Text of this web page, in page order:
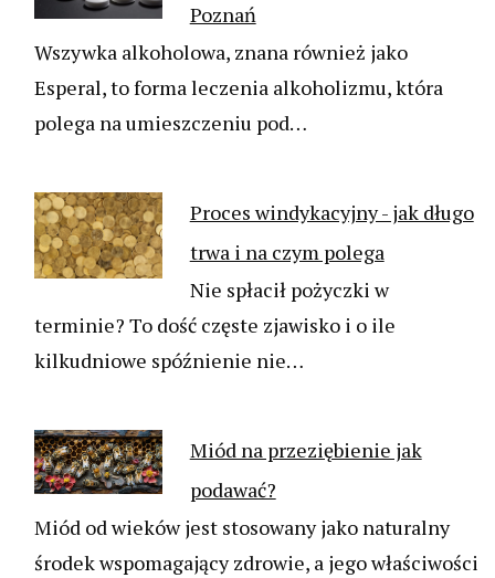
Poznań
Wszywka alkoholowa, znana również jako
Esperal, to forma leczenia alkoholizmu, która
polega na umieszczeniu pod…
Proces windykacyjny - jak długo
trwa i na czym polega
Nie spłacił pożyczki w
terminie? To dość częste zjawisko i o ile
kilkudniowe spóźnienie nie…
Miód na przeziębienie jak
podawać?
Miód od wieków jest stosowany jako naturalny
środek wspomagający zdrowie, a jego właściwości